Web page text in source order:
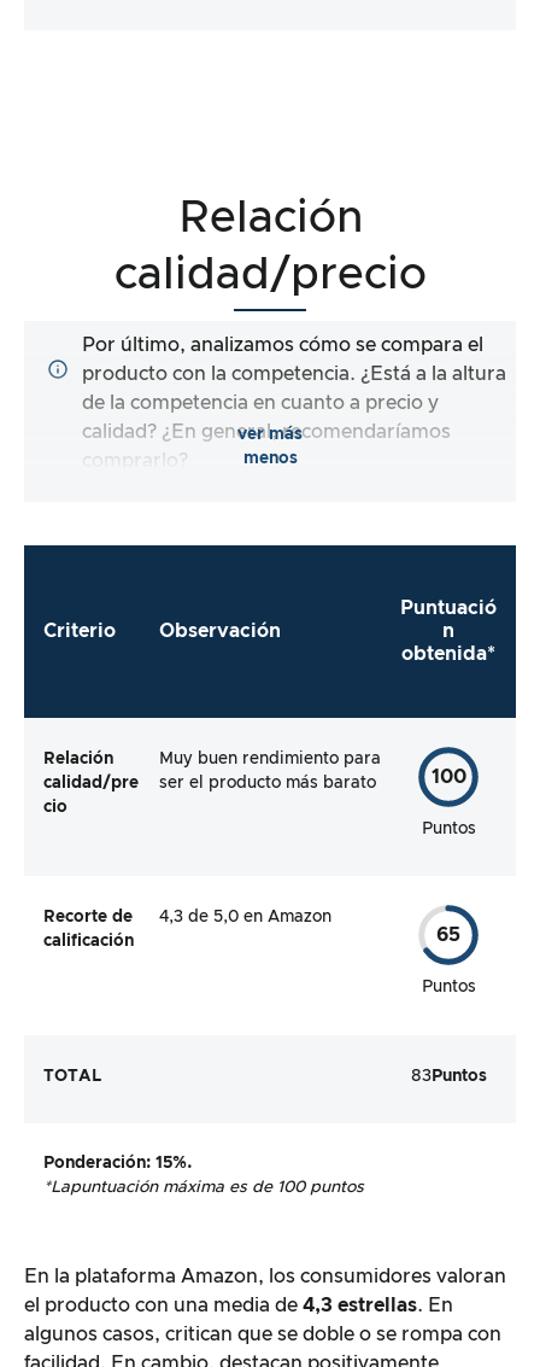
Relación
calidad/precio
Por último, analizamos cómo se compara el
producto con la competencia. ¿Está a la altura
de la competencia en cuanto a precio y
calidad? ¿En general, recomendaríamos
comprarlo?
ver más
menos
Criterio Observación
Puntuació
n
obtenida*
Relación
calidad/pre
cio
Muy buen rendimiento para
ser el producto más barato
100
Puntos
Recorte de
calificación
4,3 de 5,0 en Amazon
65
Puntos
TOTAL 83Puntos
Ponderación: 15%.
*Lapuntuación máxima es de 100 puntos
En la plataforma Amazon, los consumidores valoran
el producto con una media de 4,3 estrellas. En
algunos casos, critican que se doble o se rompa con